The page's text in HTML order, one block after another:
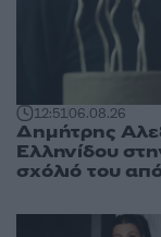
12:5106.08.26
Δημήτρης
Ελληνίδου
σχόλιό του